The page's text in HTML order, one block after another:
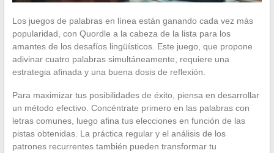
Los juegos de palabras en línea están ganando cada vez más
popularidad, con Quordle a la cabeza de la lista para los
amantes de los desafíos lingüísticos. Este juego, que propone
adivinar cuatro palabras simultáneamente, requiere una
estrategia afinada y una buena dosis de reflexión.
Para maximizar tus posibilidades de éxito, piensa en desarrollar
un método efectivo. Concéntrate primero en las palabras con
letras comunes, luego afina tus elecciones en función de las
pistas obtenidas. La práctica regular y el análisis de los
patrones recurrentes también pueden transformar tu